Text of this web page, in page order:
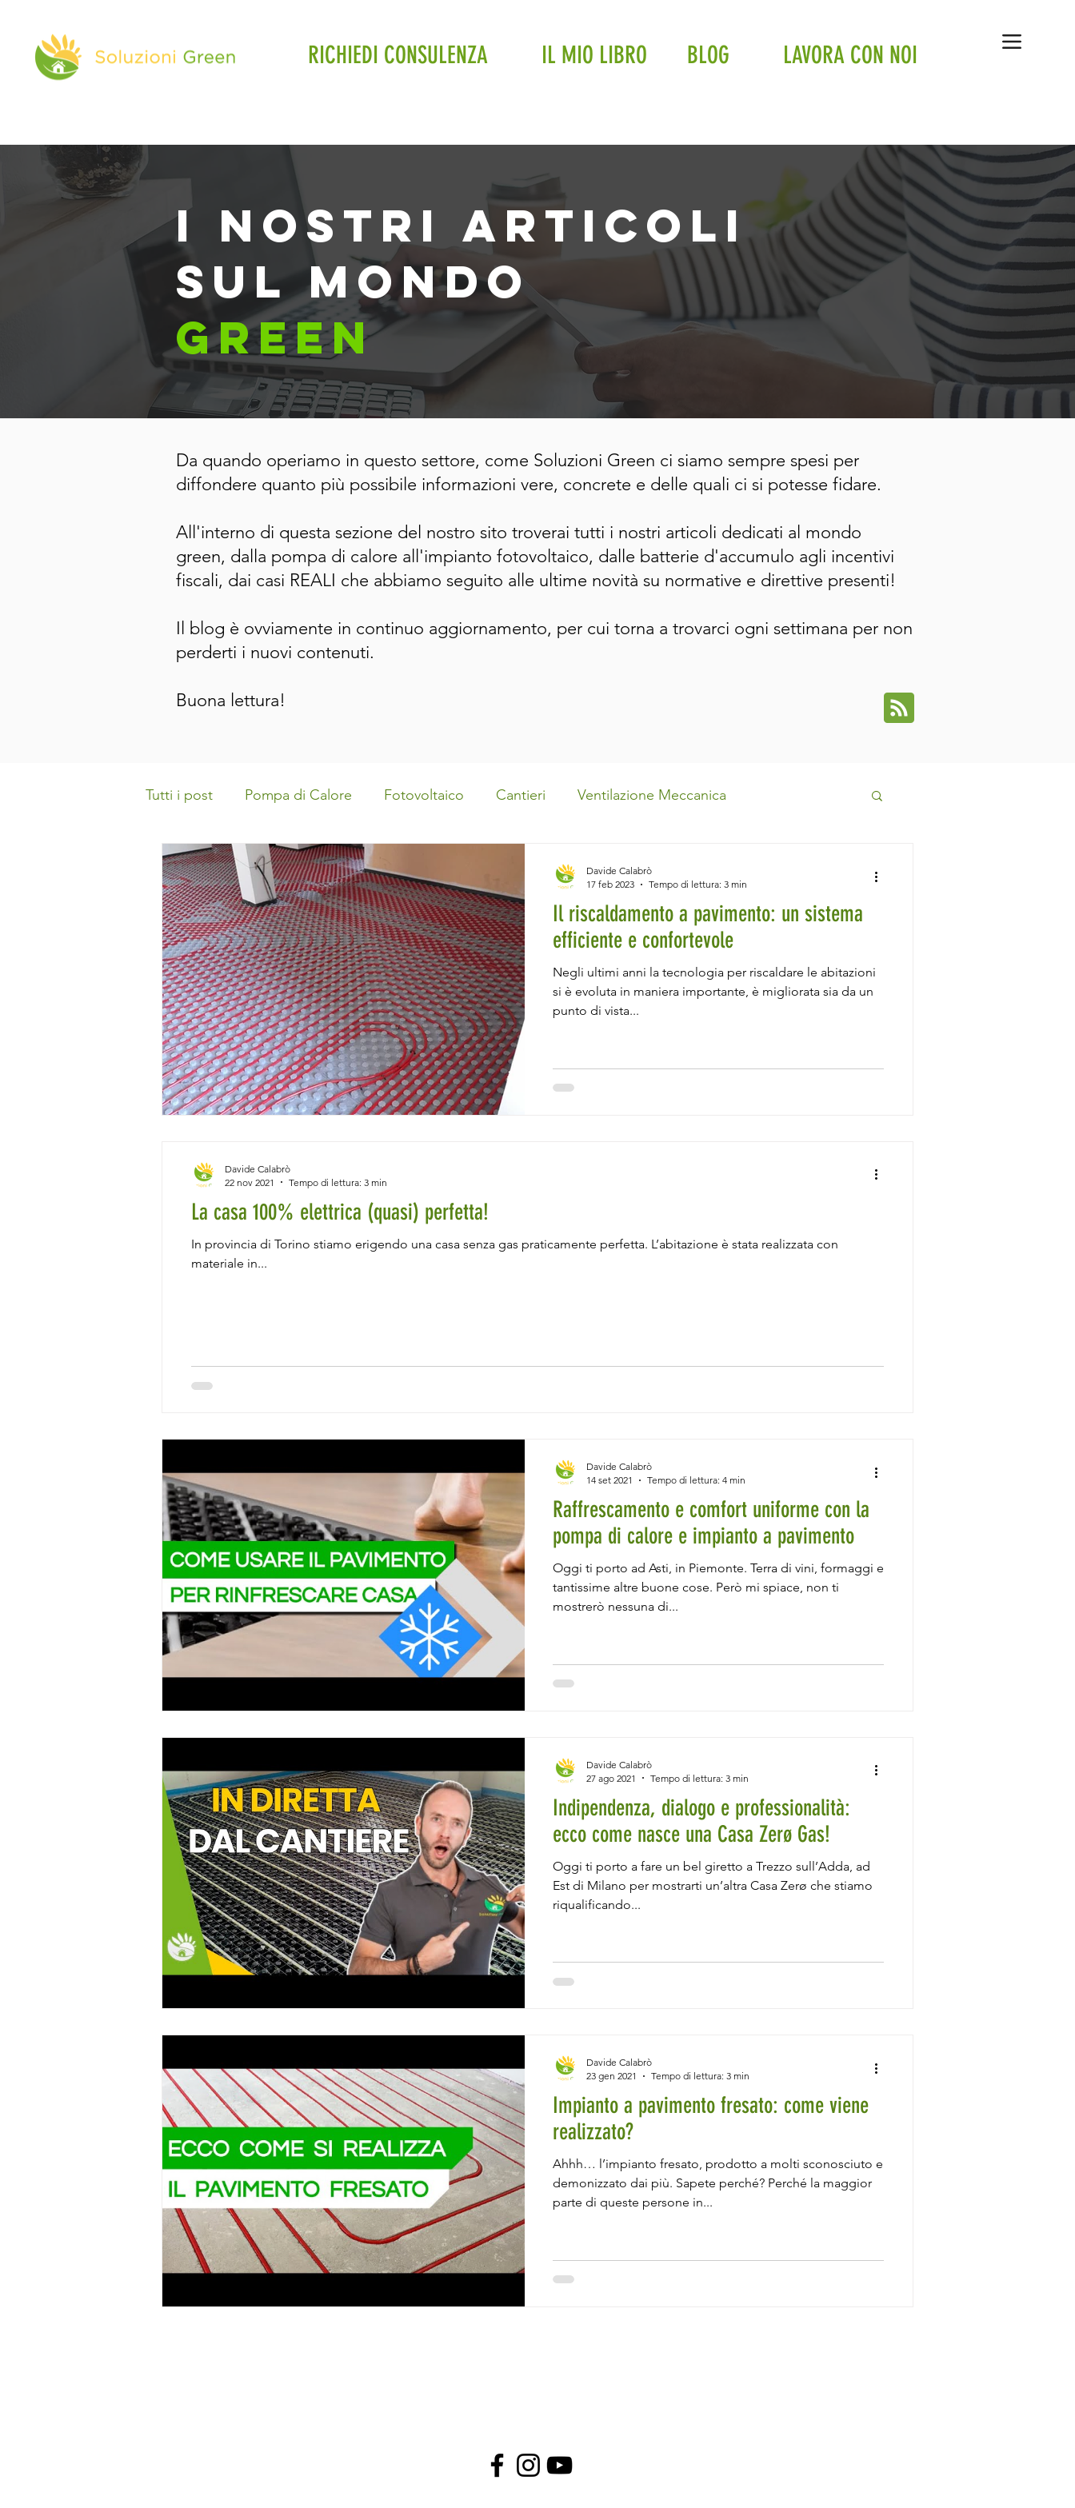
RICHIEDI CONSULENZA IL MIO LIBRO BLOG LAVORA CON NOI
i nostri articoli
sul mondo
green
Da quando operiamo in questo settore, come Soluzioni Green ci siamo sempre spesi per
diffondere quanto più possibile informazioni vere, concrete e delle quali ci si potesse fidare.
All'interno di questa sezione del nostro sito troverai tutti i nostri articoli dedicati al mondo
green, dalla pompa di calore all'impianto fotovoltaico, dalle batterie d'accumulo agli incentivi
fiscali, dai casi REALI che abbiamo seguito alle ultime novità su normative e direttive presenti!
Il blog è ovviamente in continuo aggiornamento, per cui torna a trovarci ogni settimana per non
perderti i nuovi contenuti.
Buona lettura!
Tutti i post Pompa di Calore Fotovoltaico Cantieri Ventilazione Meccanica
Direttiva Case Green Impianto a soffitto
Batteria d'Accumulo Intervista Eventi e Premiazioni Bonus Bollette Tesla Fancoil
Interventi in condominio Bonus e Incentivi La Ristrutturazione di Casa Mia
Il riscaldamento a pavimento: un sistema
efficiente e confortevole
Negli ultimi anni la tecnologia per riscaldare le abitazioni
si è evoluta in maniera importante, è migliorata sia da un
punto di vista...
Davide Calabrò
17 feb 2023
Tempo di lettura: 3 min
La casa 100% elettrica (quasi) perfetta!
In provincia di Torino stiamo erigendo una casa senza gas praticamente perfetta. L’abitazione è stata realizzata con
materiale in...
Davide Calabrò
22 nov 2021
Tempo di lettura: 3 min
Raffrescamento e comfort uniforme con la
pompa di calore e impianto a pavimento
Oggi ti porto ad Asti, in Piemonte. Terra di vini, formaggi e
tantissime altre buone cose. Però mi spiace, non ti
mostrerò nessuna di...
Davide Calabrò
14 set 2021
Tempo di lettura: 4 min
Indipendenza, dialogo e professionalità:
ecco come nasce una Casa Zerø Gas!
Oggi ti porto a fare un bel giretto a Trezzo sull’Adda, ad
Est di Milano per mostrarti un’altra Casa Zerø che stiamo
riqualificando...
Davide Calabrò
27 ago 2021
Tempo di lettura: 3 min
Impianto a pavimento fresato: come viene
realizzato?
Ahhh… l’impianto fresato, prodotto a molti sconosciuto e
demonizzato dai più. Sapete perché? Perché la maggior
parte di queste persone in...
Davide Calabrò
23 gen 2021
Tempo di lettura: 3 min